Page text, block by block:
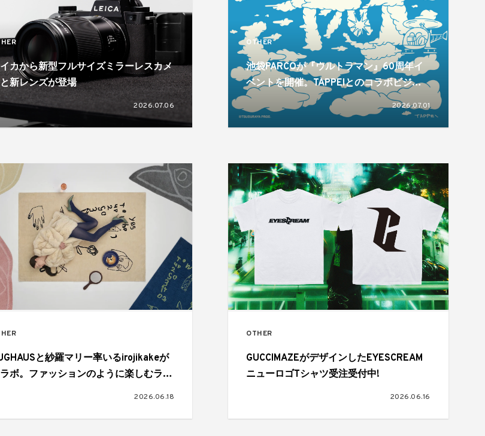
カから新型フルサイズミラーレスカメ
新レンズが登場
2026.07.06
OTHER
池袋PARCOが『ウルトラマン』60周年イ
ベントを開催。TAPPEIとのコラボビジュ
アルも登場
2026.07.01
と紗羅マリー率いるirojikakeが
ボ。ファッションのように楽しむラグ
2026.06.18
OTHER
GUCCIMAZEがデザインしたEYESCREAM
ニューロゴTシャツ受注受付中!
2026.06.16